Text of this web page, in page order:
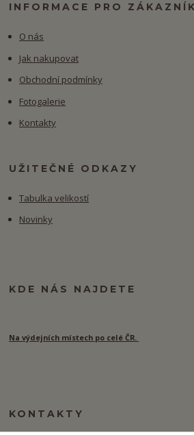
INFORMACE PRO
O nás
Jak nakupovat
Obchodní podmínky
Fotogalerie
Kontakty
UŽITEČNÉ ODKAZY
Tabulka velikostí
Novinky
KDE NÁS NAJDETE
Na výdejních místech po celé ČR.
KONTAKTY